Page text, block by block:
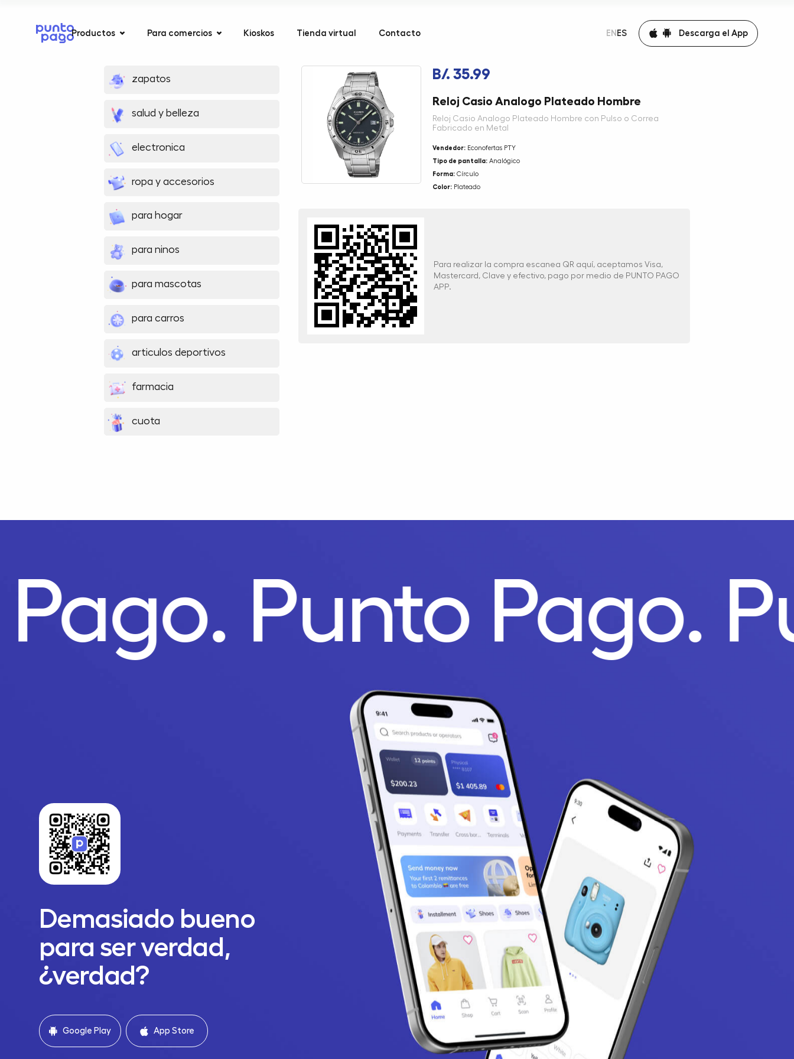
Productos Para comercios Kioskos Tienda virtual Contacto EN ES Descarga el App
zapatos
salud y belleza
electronica
ropa y accesorios
para hogar
para ninos
para mascotas
para carros
articulos deportivos
farmacia
cuota
B/. 35.99
Reloj Casio Analogo Plateado Hombre
Reloj Casio Analogo Plateado Hombre con Pulso o Correa
Fabricado en Metal
Vendedor:Econofertas PTY
Tipo de pantalla:Analógico
Forma:Círculo
Color:Plateado
Para realizar la compra escanea QR aquí, aceptamos Visa,
Mastercard, Clave y efectivo, pago por medio de PUNTO PAGO
APP.
Pago. Punto Pago.
Demasiado bueno
para ser verdad,
¿verdad?
Google Play App Store